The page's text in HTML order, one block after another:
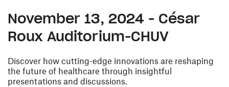
November 13, 2024 - César
Roux Auditorium-CHUV
Discover how cutting-edge innovations are reshaping
the future of healthcare through insightful
presentations and discussions.